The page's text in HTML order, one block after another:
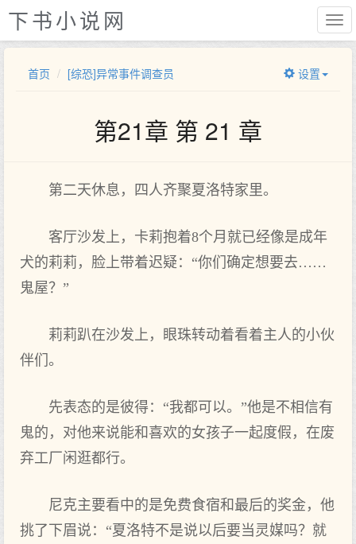
下书小说网
首页 [综恐]异常事件调查员 设置
第21章 第 21 章
第二天休息，四人齐聚夏洛特家里。
客厅沙发上，卡莉抱着8个月就已经像是成年
犬的莉莉，脸上带着迟疑：“你们确定想要去……
鬼屋？”
莉莉趴在沙发上，眼珠转动着看着主人的小伙
伴们。
先表态的是彼得：“我都可以。”他是不相信有
鬼的，对他来说能和喜欢的女孩子一起度假，在废
弃工厂闲逛都行。
尼克主要看中的是免费食宿和最后的奖金，他
挑了下眉说：“夏洛特不是说以后要当灵媒吗？就